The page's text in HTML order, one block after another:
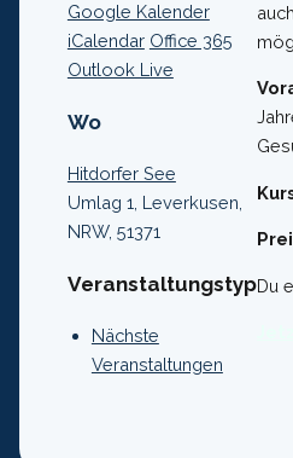
Google Kalender
iCalendar Office 365
Outlook Live
Wo
Hitdorfer See
Umlag 1, Leverkusen,
NRW, 51371
Veranstaltungstyp
Nächste
Veranstaltungen
Du